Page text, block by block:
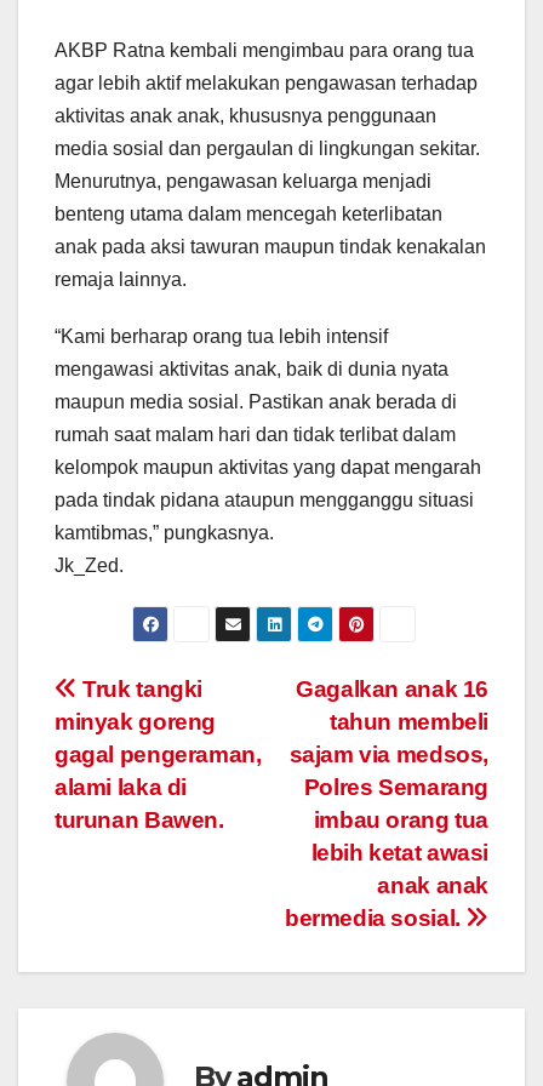
AKBP Ratna kembali mengimbau para orang tua
agar lebih aktif melakukan pengawasan terhadap
aktivitas anak anak, khususnya penggunaan
media sosial dan pergaulan di lingkungan sekitar.
Menurutnya, pengawasan keluarga menjadi
benteng utama dalam mencegah keterlibatan
anak pada aksi tawuran maupun tindak kenakalan
remaja lainnya.
“Kami berharap orang tua lebih intensif
mengawasi aktivitas anak, baik di dunia nyata
maupun media sosial. Pastikan anak berada di
rumah saat malam hari dan tidak terlibat dalam
kelompok maupun aktivitas yang dapat mengarah
pada tindak pidana ataupun mengganggu situasi
kamtibmas,” pungkasnya.
Jk_Zed.
Post
navigation
Gagalkan anak 16
tahun membeli
sajam via medsos,
Polres Semarang
imbau orang tua
lebih ketat awasi
anak anak
bermedia sosial.
Truk tangki
minyak goreng
gagal pengeraman,
alami laka di
turunan Bawen.
Byadmin